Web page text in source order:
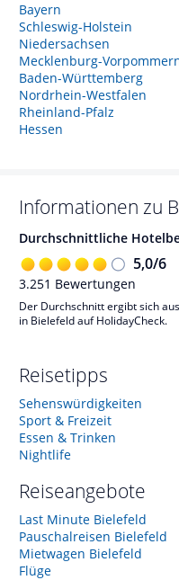
Bayern
Schleswig-Holstein
Niedersachsen
Mecklenburg-
Baden-Württemberg
Nordrhein-Westfalen
Rheinland-Pfalz
Hessen
Informationen zu
Durchschnittliche
5,0/6
3.251 Bewertungen
Der Durchschnitt ergibt sich
in Bielefeld auf HolidayCheck.
Reisetipps
Sehenswürdigkeiten
Sport & Freizeit
Essen & Trinken
Nightlife
Reiseangebote
Last Minute Bielefeld
Pauschalreisen Bielefeld
Mietwagen Bielefeld
Flüge